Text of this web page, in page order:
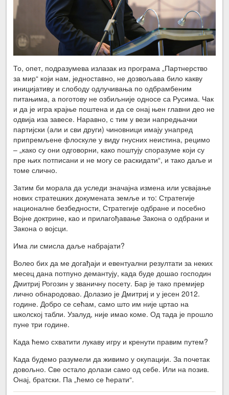
То, опет, подразумева излазак из програма „Партнерство
за мир“ који нам, једноставно, не дозвољава било какву
иницијативу и слободу одлучивања по одбрамбеним
питањима, а поготову не озбиљније односе са Русима. Чак
и да је игра крајње поштена и да се онај њен главни део не
одвија иза завесе. Наравно, с тим у вези напредњачки
партијски (али и сви други) чиновници имају унапред
припремљене флоскуле у виду гнусних неистина, рецимо
– „како су они одговорни, како поштују споразуме који су
пре њих потписани и не могу се раскидати“, и тако даље и
томе слично.
Затим би морала да уследи значајна измена или усвајање
нових стратешких докумената земље и то: Стратегије
националне безбедности, Стратегије одбране и посебно
Војне доктрине, као и прилагођавање Закона о одбрани и
Закона о војсци.
Има ли смисла даље набрајати?
Волео бих да ме догађаји и евентуални резултати за неких
месец дана потпуно демантују, када буде дошао господин
Дмитриј Рогозин у званичну посету. Бар је тако премијер
лично обнародовао. Долазио је Дмитриј и у јесен 2012.
године. Добро се сећам, само што им није цртао на
школској табли. Узалуд, није имао коме. Од тада је прошло
пуне три године.
Када ћемо схватити лукаву игру и кренути правим путем?
Када будемо разумели да живимо у окупацији. За почетак
довољно. Све остало долази само од себе. Или на позив.
Онај, братски. Па „ћемо се ћерати“.